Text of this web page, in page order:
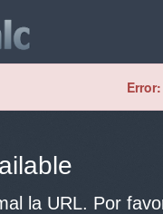
Error:
la URL. Por